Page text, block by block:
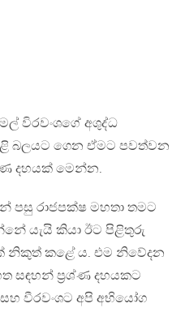
විරවංශගේ අශුද්ධ
බලයට ගෙන ඒමට පවත්වන
දහයක් මෙන්න.
පසු රාජපක්ෂ මහතා තමට
යැයි කියා ඊට පිළිතුරු
නිකුත් කළේ ය. එම නිවේදන
සඳහන් ප්‍රශ්ණ දහයකට
වීරවංශට අපි අභියෝග